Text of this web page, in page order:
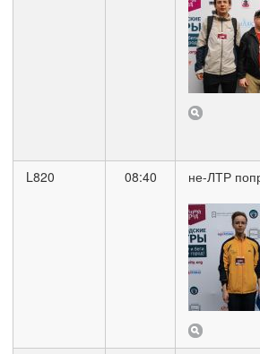
L820 08:40 не-ЛТР